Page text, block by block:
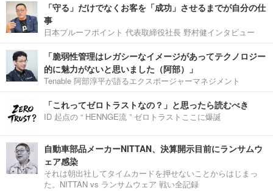
「守る」だけでなくお客を「成功」させるまでが自分の仕
事
日本プルーフポイント 代表取締役社長 野村健インタビュー
「脆弱性管理はレガシーなイメージがあってテクノロジー
的に魅力がないと思いました（阿部）」
Tenable 阿部淳平が語るエクスポージャーマネジメント
「これってゼロトラストなの？」と思ったら読むべき
ID 起点の “ HENNGE流 ” ゼロトラストここに爆誕
自動車部品メーカーNITTAN、決算開示目前にランサムウ
ェア感染
それは朝出社してタイムカードを押せないことからはじまっ
た。NITTAN vs ランサムウェア 戦い全記録